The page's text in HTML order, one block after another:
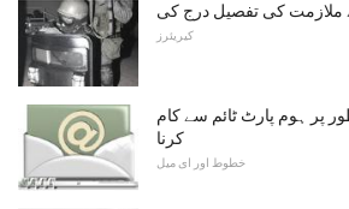
ملازمت کی تفصیل درج کی
کیریئرز
پر ہوم پارٹ ٹائم سے کام
کرنا
خطوط اور ای میل